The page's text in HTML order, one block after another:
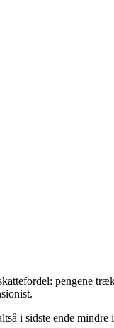
pengene
i sidste ende